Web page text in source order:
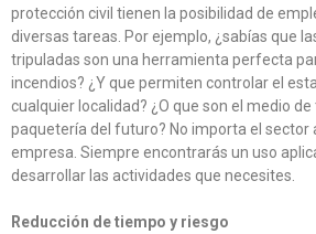
protección civil tienen la posibilidad de
diversas tareas. Por ejemplo, ¿sabías que
tripuladas son una herramienta perfecta
incendios? ¿Y que permiten controlar el
cualquier localidad? ¿O que son el medio
paquetería del futuro? No importa el sector
empresa. Siempre encontrarás un uso
desarrollar las actividades que necesites.
Reducción de tiempo y riesgo